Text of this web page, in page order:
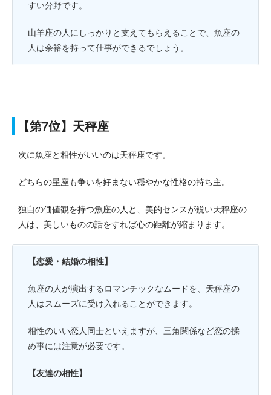
すい分野です。
山羊座の人にしっかりと支えてもらえることで、魚座の
人は余裕を持って仕事ができるでしょう。
【第7位】天秤座
次に魚座と相性がいいのは天秤座です。
どちらの星座も争いを好まない穏やかな性格の持ち主。
独自の価値観を持つ魚座の人と、美的センスが鋭い天秤座の
人は、美しいものの話をすれば心の距離が縮まります。
【恋愛・結婚の相性】
魚座の人が演出するロマンチックなムードを、天秤座の
人はスムーズに受け入れることができます。
相性のいい恋人同士といえますが、三角関係など恋の揉
め事には注意が必要です。
【友達の相性】